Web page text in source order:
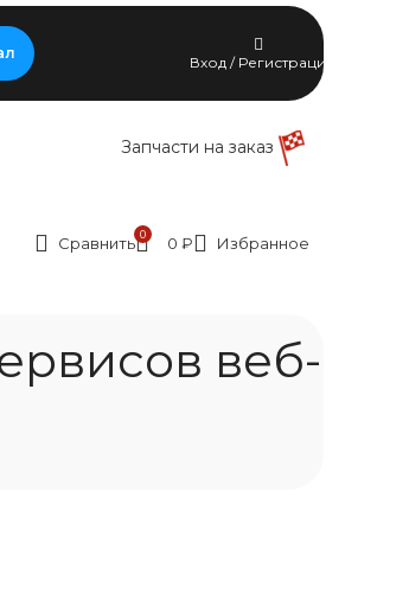
Вход / Регистрация
Запчасти на заказ
Сравнить 0 0 ₽ Избранное
веб-